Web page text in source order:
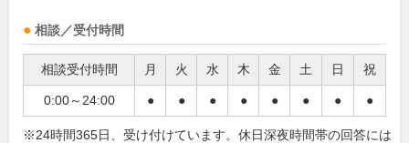
相談／受付時間
相談受付時間 月 火 水 木 金 土 日 祝
0:00～24:00 ● ● ● ● ● ● ● ●
※24時間365日、受け付けています。休日深夜時間帯の回答には